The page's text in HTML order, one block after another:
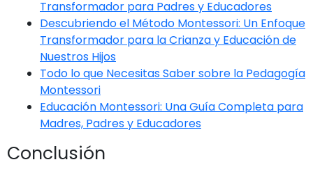
Transformador para Padres y Educadores
Descubriendo el Método Montessori: Un Enfoque
Transformador para la Crianza y Educación de
Nuestros Hijos
Todo lo que Necesitas Saber sobre la Pedagogía
Montessori
Educación Montessori: Una Guía Completa para
Madres, Padres y Educadores
Conclusión